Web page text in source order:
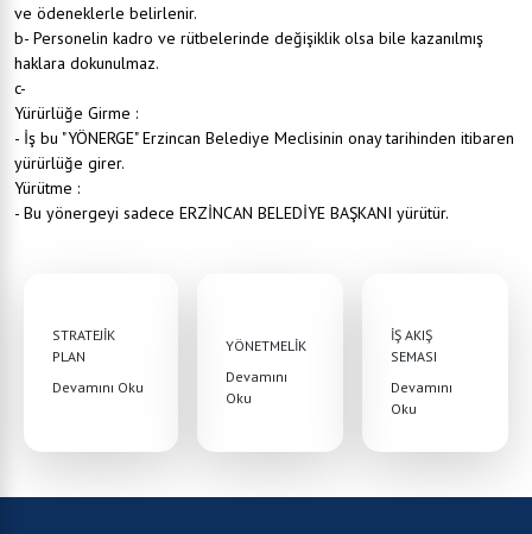
ve ödeneklerle belirlenir.
b- Personelin kadro ve rütbelerinde değişiklik olsa bile kazanılmış
haklara dokunulmaz.
c-
Yürürlüğe Girme :
- İş bu "YÖNERGE" Erzincan Belediye Meclisinin onay tarihinden itibaren
yürürlüğe girer.
Yürütme :
- Bu yönergeyi sadece ERZİNCAN BELEDİYE BAŞKANI yürütür.
STRATEJİK
PLAN
Devamını Oku
YÖNETMELİK
Devamını
Oku
İŞ AKIŞ
SEMASI
Devamını
Oku